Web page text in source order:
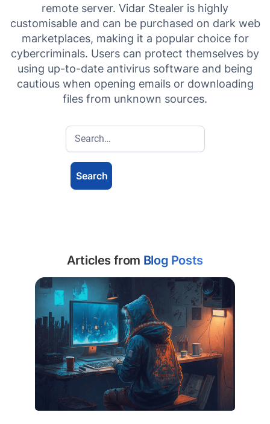
remote server. Vidar Stealer is highly
customisable and can be purchased on dark web
marketplaces, making it a popular choice for
cybercriminals. Users can protect themselves by
using up-to-date antivirus software and being
cautious when opening emails or downloading
files from unknown sources.
Articles from Blog Posts